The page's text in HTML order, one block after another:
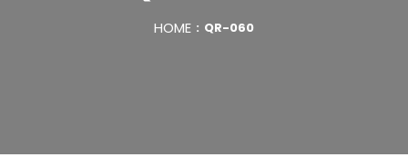
HOME QR-060